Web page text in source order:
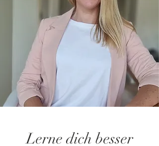
Lerne dich besser